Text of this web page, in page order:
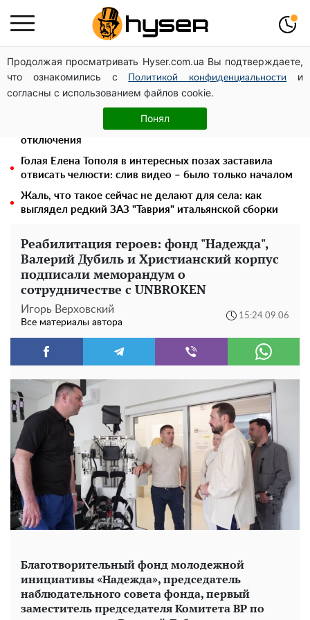
Продолжая просматривать Hyser.com.ua Вы подтверждаете,
что ознакомились с
Политикой конфиденциальности
и
согласны с использованием файлов cookie.
Понял
Украинская авиатранспортная ассоциация обратилась
в Минфин с призывом унифицировать
налогообложение авиализинга
Месяц без света, лютый холод и коммунальные
платежи на тысячи гривен: народ "ломают" в
отключения
Голая Елена Тополя в интересных позах заставила
отвисать челюсти: слив видео – было только началом
Жаль, что такое сейчас не делают для села: как
выглядел редкий ЗАЗ "Таврия" итальянской сборки
Реабилитация героев: фонд "Надежда",
Валерий Дубиль и Христианский корпус
подписали меморандум о
сотрудничестве с UNBROKEN
Игорь Верховский
Все материалы автора
15:24 09.06
Благотворительный фонд молодежной
инициативы «Надежда», председатель
наблюдательного совета фонда, первый
заместитель председателя Комитета ВР по